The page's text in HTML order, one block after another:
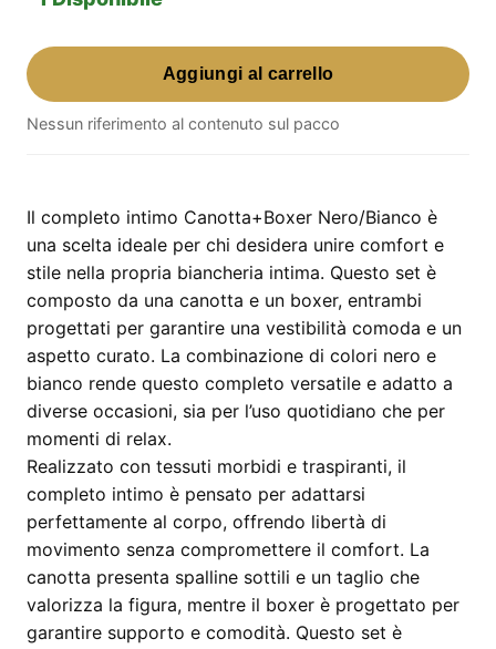
Canotta+Boxer
Nero/Bianco
L/Xl
quantità
Aggiungi al carrello
Nessun riferimento al contenuto sul pacco
Il completo intimo Canotta+Boxer Nero/Bianco è
una scelta ideale per chi desidera unire comfort e
stile nella propria biancheria intima. Questo set è
composto da una canotta e un boxer, entrambi
progettati per garantire una vestibilità comoda e un
aspetto curato. La combinazione di colori nero e
bianco rende questo completo versatile e adatto a
diverse occasioni, sia per l’uso quotidiano che per
momenti di relax.
Realizzato con tessuti morbidi e traspiranti, il
completo intimo è pensato per adattarsi
perfettamente al corpo, offrendo libertà di
movimento senza compromettere il comfort. La
canotta presenta spalline sottili e un taglio che
valorizza la figura, mentre il boxer è progettato per
garantire supporto e comodità. Questo set è